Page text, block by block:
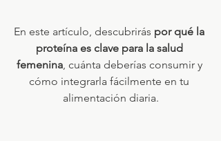
En este artículo, descubrirás por qué la
proteína es clave para la salud
femenina, cuánta deberías consumir y
cómo integrarla fácilmente en tu
alimentación diaria.